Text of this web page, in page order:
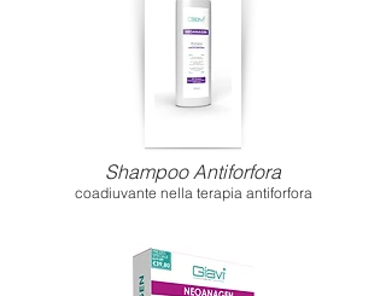
Shampoo Antiforfora
coadiuvante nella terapia antiforfora